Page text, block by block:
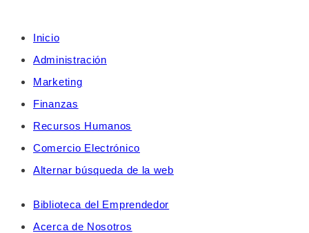
Inicio
Administración
Marketing
Finanzas
Recursos Humanos
Comercio Electrónico
Alternar búsqueda de la web
Biblioteca del Emprendedor
Acerca de Nosotros